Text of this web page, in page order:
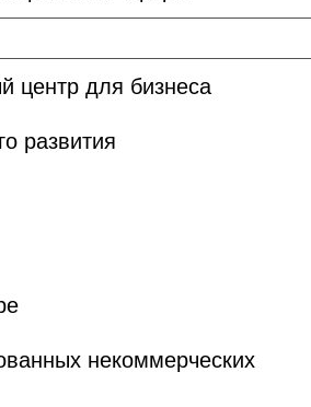
центр для бизнеса
развития
некоммерческих